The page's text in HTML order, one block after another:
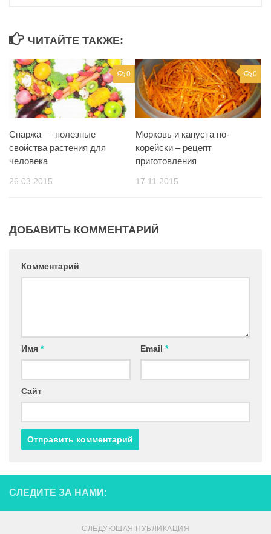
ЧИТАЙТЕ ТАКЖЕ:
0
Спаржа — полезные
свойства растения для
человека
26.03.2015
0
Морковь и капуста по-
корейски – рецепт
приготовления
17.11.2015
ДОБАВИТЬ КОММЕНТАРИЙ
Комментарий
Имя * Email *
Сайт
СЛЕДИТЕ ЗА НАМИ:
СЛЕДУЮЩАЯ ПУБЛИКАЦИЯ